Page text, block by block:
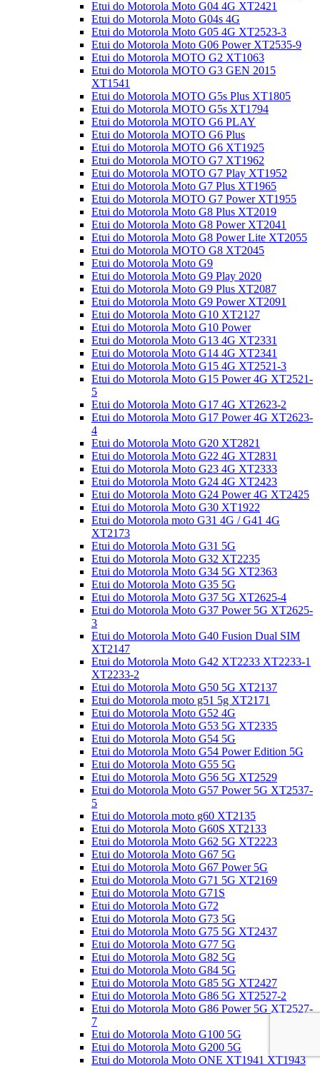
Etui do Motorola Moto G04 4G XT2421
Etui do Motorola Moto G04s 4G
Etui do Motorola Moto G05 4G XT2523-3
Etui do Motorola Moto G06 Power XT2535-9
Etui do Motorola MOTO G2 XT1063
Etui do Motorola MOTO G3 GEN 2015
XT1541
Etui do Motorola MOTO G5s Plus XT1805
Etui do Motorola MOTO G5s XT1794
Etui do Motorola MOTO G6 PLAY
Etui do Motorola MOTO G6 Plus
Etui do Motorola MOTO G6 XT1925
Etui do Motorola MOTO G7 XT1962
Etui do Motorola MOTO G7 Play XT1952
Etui do Motorola Moto G7 Plus XT1965
Etui do Motorola MOTO G7 Power XT1955
Etui do Motorola Moto G8 Plus XT2019
Etui do Motorola Moto G8 Power XT2041
Etui do Motorola Moto G8 Power Lite XT2055
Etui do Motorola MOTO G8 XT2045
Etui do Motorola Moto G9
Etui do Motorola Moto G9 Play 2020
Etui do Motorola Moto G9 Plus XT2087
Etui do Motorola Moto G9 Power XT2091
Etui do Motorola Moto G10 XT2127
Etui do Motorola Moto G10 Power
Etui do Motorola Moto G13 4G XT2331
Etui do Motorola Moto G14 4G XT2341
Etui do Motorola Moto G15 4G XT2521-3
Etui do Motorola Moto G15 Power 4G XT2521-
5
Etui do Motorola Moto G17 4G XT2623-2
Etui do Motorola Moto G17 Power 4G XT2623-
4
Etui do Motorola Moto G20 XT2821
Etui do Motorola Moto G22 4G XT2831
Etui do Motorola Moto G23 4G XT2333
Etui do Motorola Moto G24 4G XT2423
Etui do Motorola Moto G24 Power 4G XT2425
Etui do Motorola Moto G30 XT1922
Etui do Motorola moto G31 4G / G41 4G
XT2173
Etui do Motorola Moto G31 5G
Etui do Motorola Moto G32 XT2235
Etui do Motorola Moto G34 5G XT2363
Etui do Motorola Moto G35 5G
Etui do Motorola Moto G37 5G XT2625-4
Etui do Motorola Moto G37 Power 5G XT2625-
3
Etui do Motorola Moto G40 Fusion Dual SIM
XT2147
Etui do Motorola Moto G42 XT2233 XT2233-1
XT2233-2
Etui do Motorola Moto G50 5G XT2137
Etui do Motorola moto g51 5g XT2171
Etui do Motorola Moto G52 4G
Etui do Motorola Moto G53 5G XT2335
Etui do Motorola Moto G54 5G
Etui do Motorola Moto G54 Power Edition 5G
Etui do Motorola Moto G55 5G
Etui do Motorola Moto G56 5G XT2529
Etui do Motorola Moto G57 Power 5G XT2537-
5
Etui do Motorola moto g60 XT2135
Etui do Motorola Moto G60S XT2133
Etui do Motorola Moto G62 5G XT2223
Etui do Motorola Moto G67 5G
Etui do Motorola Moto G67 Power 5G
Etui do Motorola Moto G71 5G XT2169
Etui do Motorola Moto G71S
Etui do Motorola Moto G72
Etui do Motorola Moto G73 5G
Etui do Motorola Moto G75 5G XT2437
Etui do Motorola Moto G77 5G
Etui do Motorola Moto G82 5G
Etui do Motorola Moto G84 5G
Etui do Motorola Moto G85 5G XT2427
Etui do Motorola Moto G86 5G XT2527-2
Etui do Motorola Moto G86 Power 5G XT2527-
7
Etui do Motorola Moto G100 5G
Etui do Motorola Moto G200 5G
Etui do Motorola Moto ONE XT1941 XT1943